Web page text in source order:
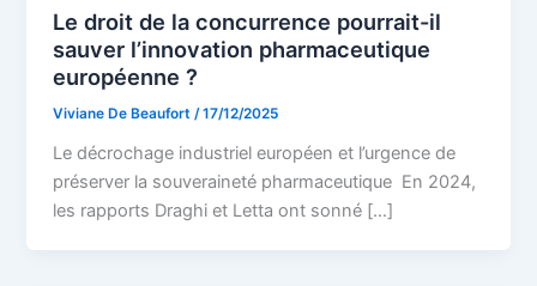
Le droit de la concurrence pourrait-il
sauver l’innovation pharmaceutique
européenne ?
Viviane De Beaufort /17/12/2025
Le décrochage industriel européen et l’urgence de
préserver la souveraineté pharmaceutique En 2024,
les rapports Draghi et Letta ont sonné […]